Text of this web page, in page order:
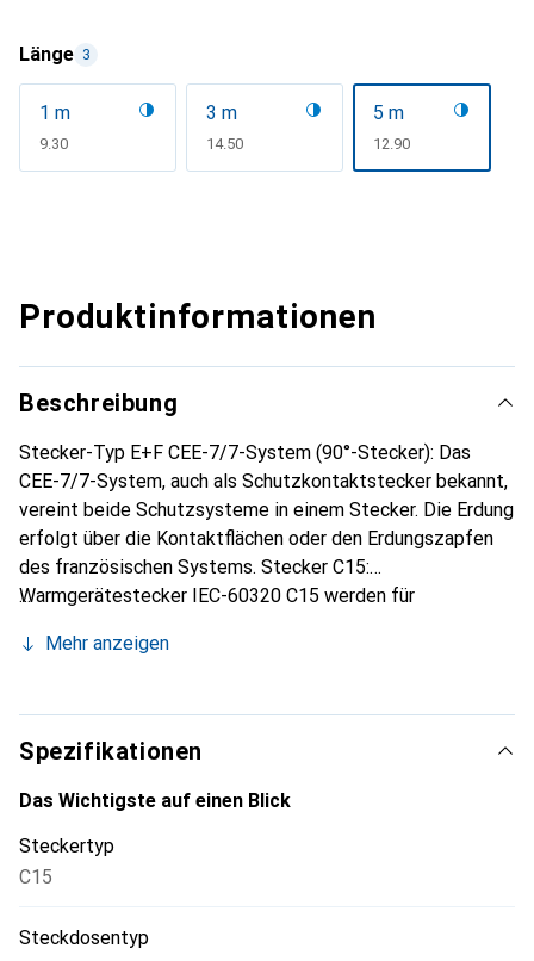
Länge 3
1 m
CHF
9.30
3 m
CHF
14.50
5 m
CHF
12.90
Produktinformationen
Beschreibung
Stecker-Typ E+F CEE-7/7-System (90°-Stecker): Das
CEE-7/7-System, auch als Schutzkontaktstecker bekannt,
vereint beide Schutzsysteme in einem Stecker. Die Erdung
erfolgt über die Kontaktflächen oder den Erdungszapfen
des französischen Systems. Stecker C15:
Warmgerätestecker IEC-60320 C15 werden für
Industriestaubsauger, Waffeleisen oder Bügeleisen
Mehr anzeigen
Spezifikationen
Das Wichtigste auf einen Blick
Steckertyp
C15
Steckdosentyp